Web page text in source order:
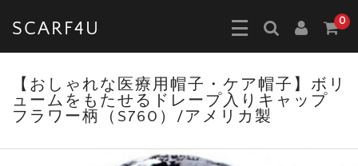
SCARF4U 0
【おしゃれな医療用帽子・ケア帽子】ボリ
ュームをもたせるドレープ入りキャップ
フラワー柄（S760）/アメリカ製